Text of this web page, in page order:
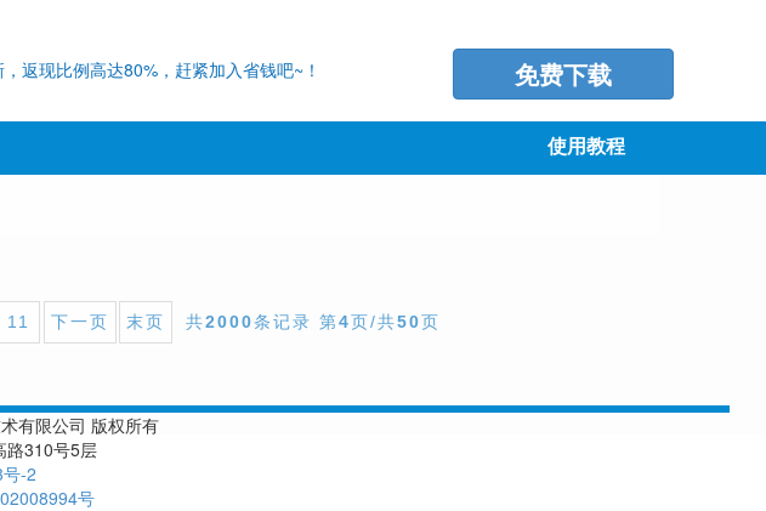
返现比例高达80%，赶紧加入省钱吧~！ 免费下载
使用教程
11 下一页 末页 共2000条记录 第4页/共50页
有限公司 版权所有
路310号5层
-2
号